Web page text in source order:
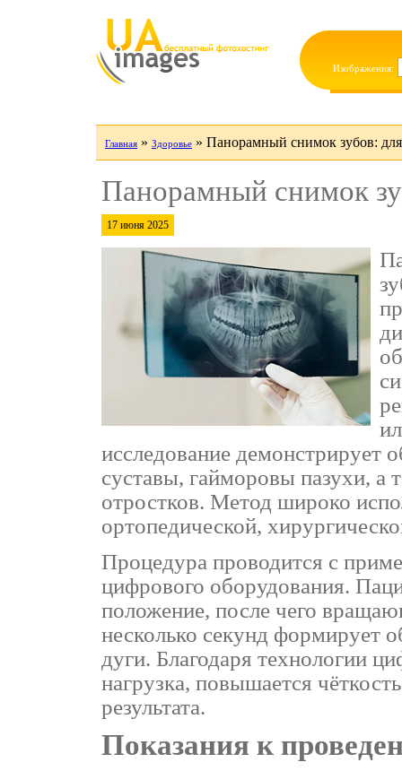
Изображения:
Главная » Здоровье » Панорамный снимок зубов:
Панорамный снимок
17 июня 2025
исследование демонстрирует
суставы, гайморовы пазухи, а
отростков. Метод широко
ортопедической,
Процедура проводится с
цифрового оборудования.
положение, после чего
несколько секунд формирует
дуги. Благодаря технологии
нагрузка, повышается
результата.
Показания к